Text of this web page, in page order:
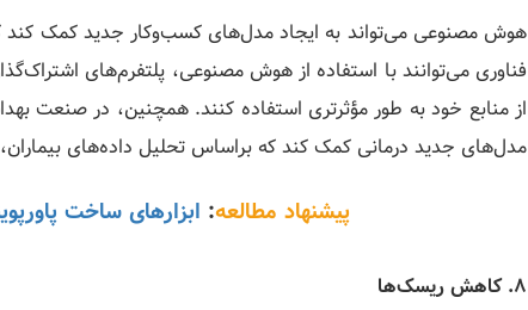
هوش مصنوعی می‌تواند به ایجاد مدل‌های کسب‌وکار جدید کمک کند
فناوری می‌توانند با استفاده از هوش مصنوعی، پلتفرم‌های
از منابع خود به طور مؤثرتری استفاده کنند. همچنین، در صنعت
مدل‌های جدید درمانی کمک کند که براساس تحلیل داده‌های
پیشنهاد مطالعه: ابزارهای ساخت
8. کاهش ریسک‌ها